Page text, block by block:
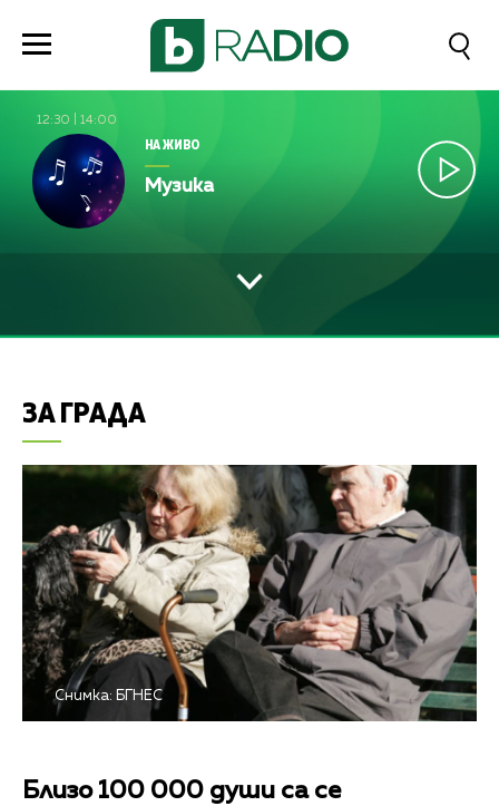
12:30 14:00
НА ЖИВО
Музика
ЗА ГРАДА
Снимка: БГНЕС
Близо 100 000 души са се